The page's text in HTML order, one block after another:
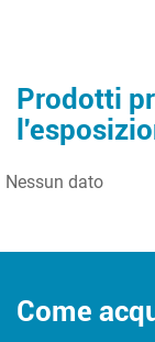
Prodotti
Nessun dato
Come